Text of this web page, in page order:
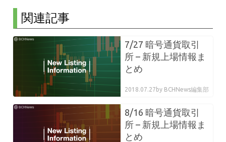
関連記事
7/27 暗号通貨取引
所 – 新規上場情報ま
とめ
2018.07.27 by BCHNews編集部
8/16 暗号通貨取引
所 – 新規上場情報ま
とめ